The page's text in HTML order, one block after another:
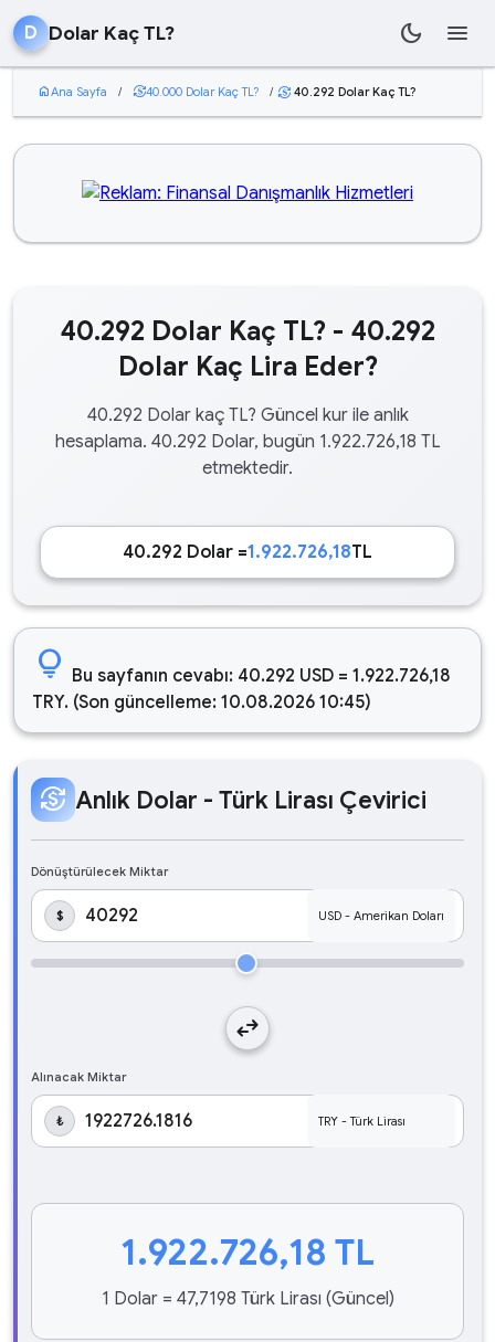
D Dolar Kaç TL? dark_mode menu
homeAna Sayfa / currency_exchange40.000 Dolar Kaç TL? / currency_exchange 40.292 Dolar Kaç TL?
40.292 Dolar Kaç TL? - 40.292
Dolar Kaç Lira Eder?
40.292 Dolar kaç TL? Güncel kur ile anlık
hesaplama. 40.292 Dolar, bugün 1.922.726,18 TL
etmektedir.
40.292 Dolar =1.922.726,18TL
lightbulb Bu sayfanın cevabı: 40.292 USD = 1.922.726,18
TRY. (Son güncelleme: 10.08.2026 10:45)
currency_exchange Anlık Dolar - Türk Lirası Çevirici
Dönüştürülecek Miktar
$
swap_horiz
Alınacak Miktar
₺
1.922.726,18 TL
1 Dolar = 47,7198 Türk Lirası (Güncel)